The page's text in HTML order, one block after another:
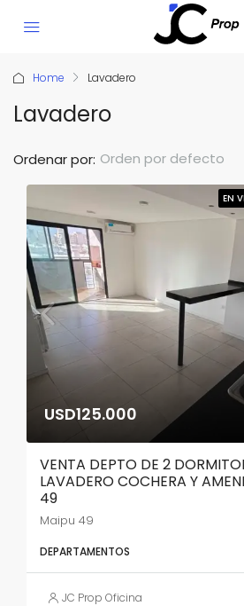
Home Lavadero
Lavadero
Ordenar por: Orden por defecto
EN
USD125.000
VENTA DEPTO DE 2
LAVADERO COCHERA Y
49
Maipu 49
DEPARTAMENTOS
JC Prop Oficina